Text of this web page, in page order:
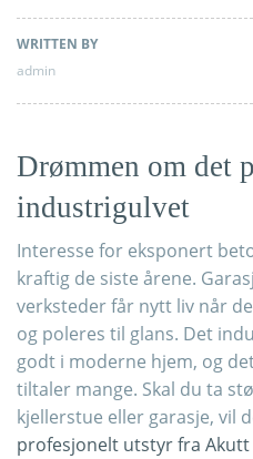
WRITTEN BY
admin
Drømmen om det
industrigulvet
Interesse for eksponert
kraftig de siste årene.
verksteder får nytt liv når
og poleres til glans. Det
godt i moderne hjem, og
tiltaler mange. Skal du ta
kjellerstue eller garasje, vil
profesjonelt utstyr fra Akutt